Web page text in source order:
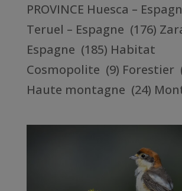
PROVINCE Huesca –
Teruel – Espagne (176)
Espagne (185) Habitat
Cosmopolite (9) Forestier
Haute montagne (24)